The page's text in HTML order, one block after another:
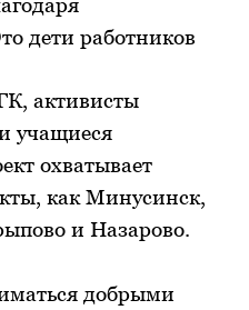
дети работников
активисты
учащиеся
охватывает
как Минусинск,
и Назарово.
добрыми